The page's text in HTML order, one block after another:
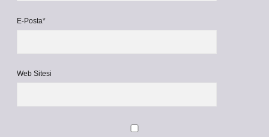
E-Posta*
Web Sitesi